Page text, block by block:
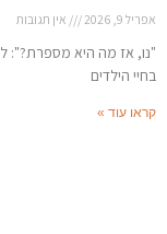
אפריל 9, 2026 אין תגובות
"נו, אז מה היא מספרת?":
בחיי הילדים
קראו עוד »